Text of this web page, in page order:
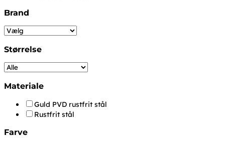
Brand
Størrelse
Materiale
Guld PVD rustfrit stål
Rustfrit stål
Farve